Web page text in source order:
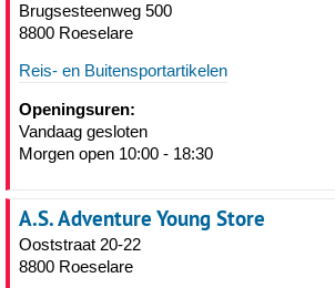
Brugsesteenweg 500
8800 Roeselare
Reis- en Buitensportartikelen
Openingsuren:
Vandaag gesloten
Morgen open 10:00 - 18:30
A.S. Adventure Young Store
Ooststraat 20-22
8800 Roeselare